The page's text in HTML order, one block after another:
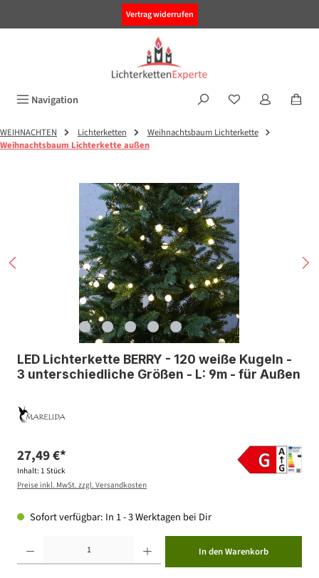
Vertrag widerrufen
Navigation
WEIHNACHTEN Lichterketten
Weihnachtsbaum Lichterkette
Weihnachtsbaum Lichterkette außen
Bildergalerie überspringen
LED Lichterkette BERRY - 120 weiße Kugeln -
3 unterschiedliche Größen - L: 9m - für Außen
27,49 €*
Inhalt: 1 Stück
Preise inkl. MwSt. zzgl. Versandkosten
Sofort verfügbar: In 1 - 3 Werktagen bei Dir
In den Warenkorb